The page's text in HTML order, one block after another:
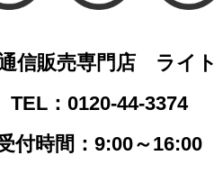
信販売専門店 ライ
TEL：0120-44-3374
付時間：9:00～16:00